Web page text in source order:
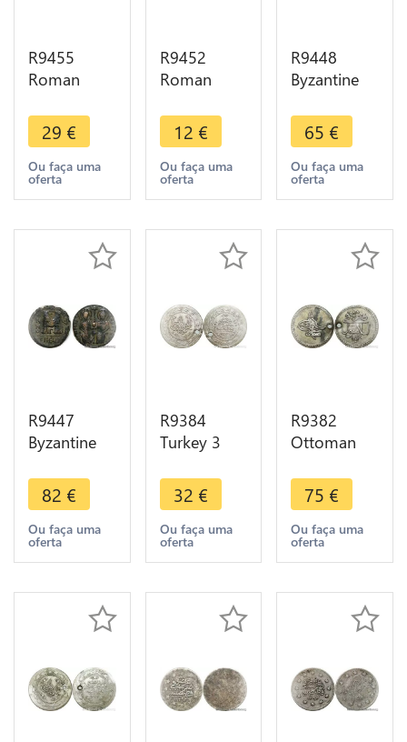
R9455
Roman
Constance
II 350 351
Constantinople
-> Make
29 €
Ou faça uma
oferta
R9452
Roman
Antoninien
Probus 280
Antioche
XXI Globe -
offer
12 €
Ou faça uma
oferta
R9448
Byzantine
II Sophie
RY6 570
571
Nicomedia
offer
65 €
Ou faça uma
oferta
R9447
Byzantine
II Sophie
573 574
Theupolis
Antioch ->
82 €
Ou faça uma
oferta
R9384
Turkey 3
Mahmud II
AH
1223/31
1838
Silver -> M
32 €
Ou faça uma
oferta
R9382
Ottoman
Para
Muṣṭafa III
AH
1171/80
-> Make
75 €
Ou faça uma
oferta